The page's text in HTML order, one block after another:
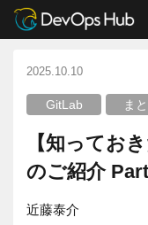
DevOps Hub ブログ GitLab
2025.10.10
GitLab ま
【知ってお
のご紹介
近藤泰介